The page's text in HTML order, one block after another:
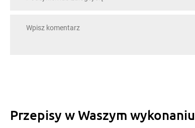
Przepisy w Waszym wykonaniu